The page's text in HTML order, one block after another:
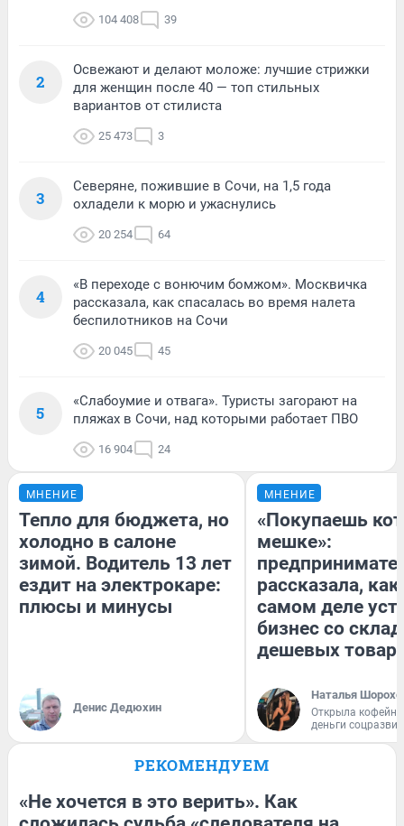
104 408 39
2
Освежают и делают моложе: лучшие стрижки
для женщин после 40 — топ стильных
вариантов от стилиста
25 473 3
3
Северяне, пожившие в Сочи, на 1,5 года
охладели к морю и ужаснулись
20 254 64
4
«В переходе с вонючим бомжом». Москвичка
рассказала, как спасалась во время налета
беспилотников на Сочи
20 045 45
5
«Слабоумие и отвага». Туристы загорают на
пляжах в Сочи, над которыми работает ПВО
16 904 24
МНЕНИЕ
Тепло для бюджета, но
холодно в салоне
зимой. Водитель 13 лет
ездит на электрокаре:
плюсы и минусы
Денис Дедюхин
МНЕНИЕ
«Покупаешь
мешке»:
рассказала, как
самом деле
бизнес со
дешевых
Наталья
Открыла
деньги
РЕКОМЕНДУЕМ
«Не хочется в это верить». Как